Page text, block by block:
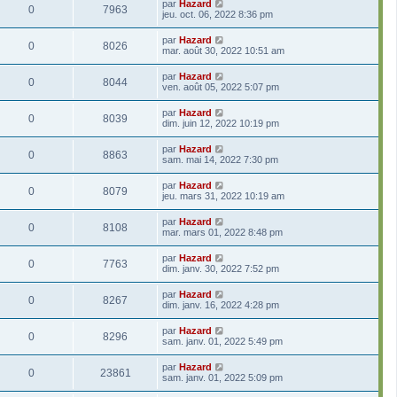
0 7963 par Hazard
jeu. oct. 06, 2022 8:36 pm
0 8026 par Hazard
mar. août 30, 2022 10:51 am
0 8044 par Hazard
ven. août 05, 2022 5:07 pm
0 8039 par Hazard
dim. juin 12, 2022 10:19 pm
0 8863 par Hazard
sam. mai 14, 2022 7:30 pm
0 8079 par Hazard
jeu. mars 31, 2022 10:19 am
0 8108 par Hazard
mar. mars 01, 2022 8:48 pm
0 7763 par Hazard
dim. janv. 30, 2022 7:52 pm
0 8267 par Hazard
dim. janv. 16, 2022 4:28 pm
0 8296 par Hazard
sam. janv. 01, 2022 5:49 pm
0 23861 par Hazard
sam. janv. 01, 2022 5:09 pm